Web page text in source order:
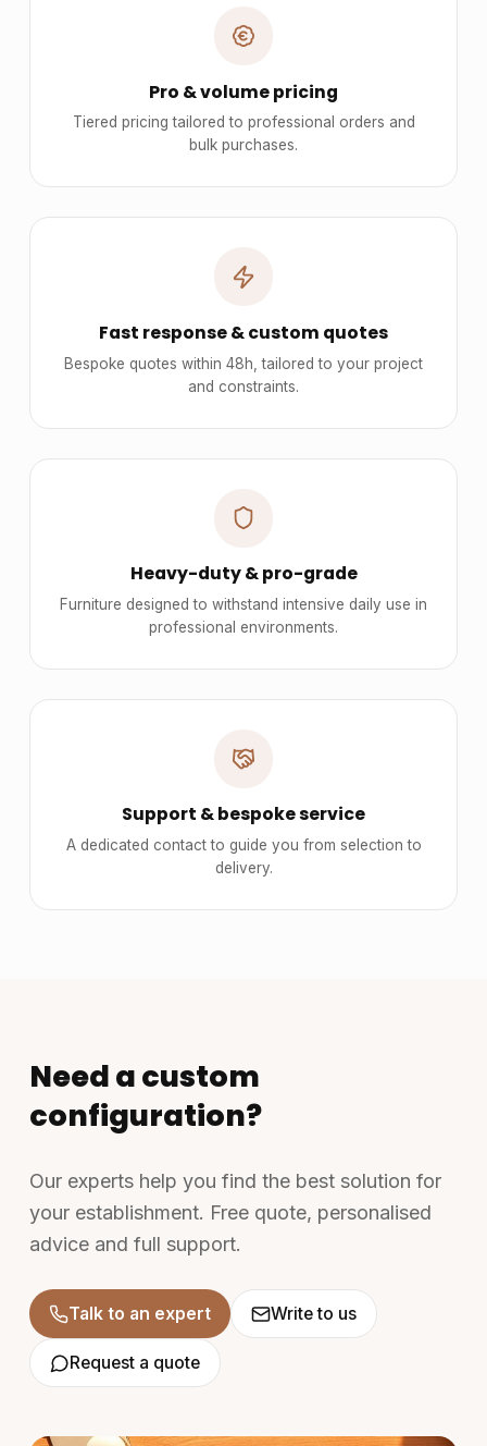
Pro & volume pricing
Tiered pricing tailored to professional orders and
bulk purchases.
Fast response & custom quotes
Bespoke quotes within 48h, tailored to your project
and constraints.
Heavy-duty & pro-grade
Furniture designed to withstand intensive daily use in
professional environments.
Support & bespoke service
A dedicated contact to guide you from selection to
delivery.
Need a custom
configuration?
Our experts help you find the best solution for
your establishment. Free quote, personalised
advice and full support.
Talk to an expert Write to us
Request a quote